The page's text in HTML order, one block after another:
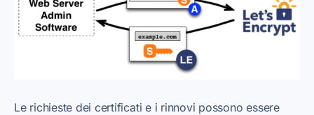
Le richieste dei certificati e i rinnovi possono essere